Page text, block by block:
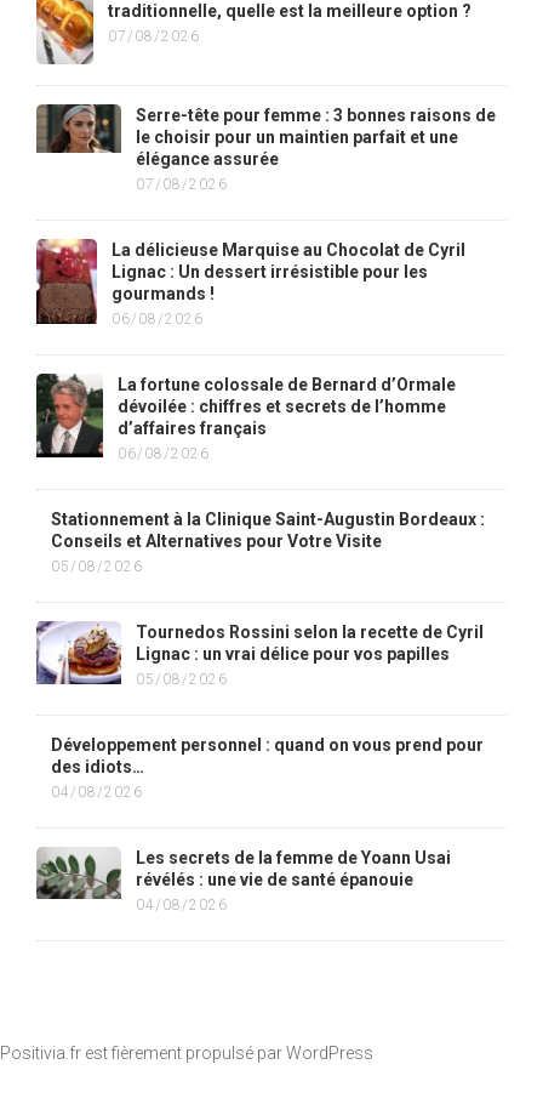
traditionnelle, quelle est la meilleure option ?
07/08/2026
Serre-tête pour femme : 3 bonnes raisons de
le choisir pour un maintien parfait et une
élégance assurée
07/08/2026
La délicieuse Marquise au Chocolat de Cyril
Lignac : Un dessert irrésistible pour les
gourmands !
06/08/2026
La fortune colossale de Bernard d’Ormale
dévoilée : chiffres et secrets de l’homme
d’affaires français
06/08/2026
Stationnement à la Clinique Saint-Augustin Bordeaux :
Conseils et Alternatives pour Votre Visite
05/08/2026
Tournedos Rossini selon la recette de Cyril
Lignac : un vrai délice pour vos papilles
05/08/2026
Développement personnel : quand on vous prend pour
des idiots…
04/08/2026
Les secrets de la femme de Yoann Usai
révélés : une vie de santé épanouie
04/08/2026
Positivia.fr est fièrement propulsé parWordPress